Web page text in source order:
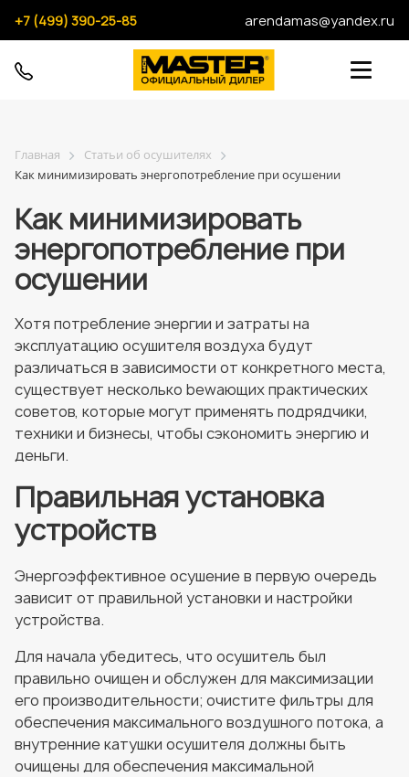
+7 (499) 390-25-85 arendamas@yandex.ru
Главная
Статьи об осушителях
Как минимизировать энергопотребление при осушении
Как минимизировать
энергопотребление при
осушении
Хотя потребление энергии и затраты на
эксплуатацию осушителя воздуха будут
различаться в зависимости от конкретного места,
существует несколько bewaющих практических
советов, которые могут применять подрядчики,
техники и бизнесы, чтобы сэкономить энергию и
деньги.
Правильная установка
устройств
Энергоэффективное осушение в первую очередь
зависит от правильной установки и настройки
устройства.
Для начала убедитесь, что осушитель был
правильно очищен и обслужен для максимизации
его производительности; очистите фильтры для
обеспечения максимального воздушного потока, а
внутренние катушки осушителя должны быть
очищены для обеспечения максимальной